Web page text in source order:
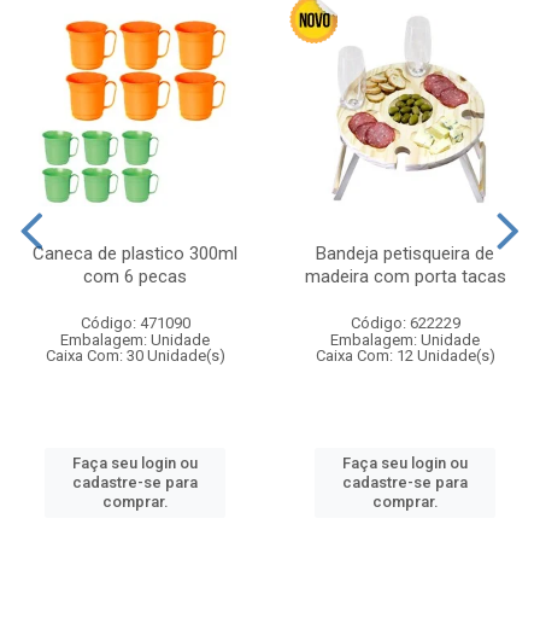
Caneca de plastico 300ml
com 6 pecas
Código: 471090
Embalagem: Unidade
Caixa Com: 30 Unidade(s)
Faça seu login ou
cadastre-se para
comprar.
Bandeja petisqueira de
madeira com porta tacas
Código: 622229
Embalagem: Unidade
Caixa Com: 12 Unidade(s)
Faça seu login ou
cadastre-se para
comprar.